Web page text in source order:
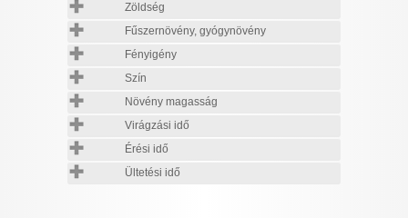
Zöldség
Fűszernövény, gyógynövény
Fényigény
Szín
Növény magasság
Virágzási idő
Érési idő
Ültetési idő